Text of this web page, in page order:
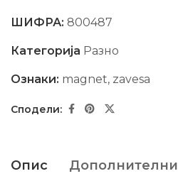
ШИФРА: 800487
Категорија Разно
Ознаки: magnet, zavesa
Опис